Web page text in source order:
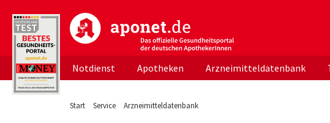
aponet.de - Das offizielle Gesundheitsportal der deutschen
Notdienst Apotheken Arzneimitteldatenbank
Start Service Arzneimitteldatenbank